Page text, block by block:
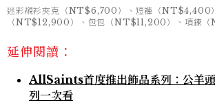
迷彩襯衫夾克（NT$6,700）、短褲（NT$4,400
（NT$12,900）、包包（NT$11,200）、項鍊（
延伸閱讀：
AllSaints首度推出飾品系列：公羊
列一次看